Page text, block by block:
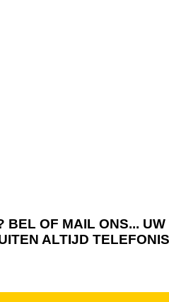
OF MAIL ONS...
ALTIJD